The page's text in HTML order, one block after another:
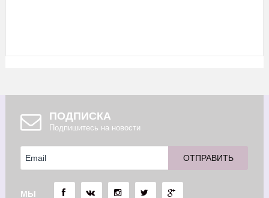
ПОДПИСКА
Подпишитесь на новости
МЫ